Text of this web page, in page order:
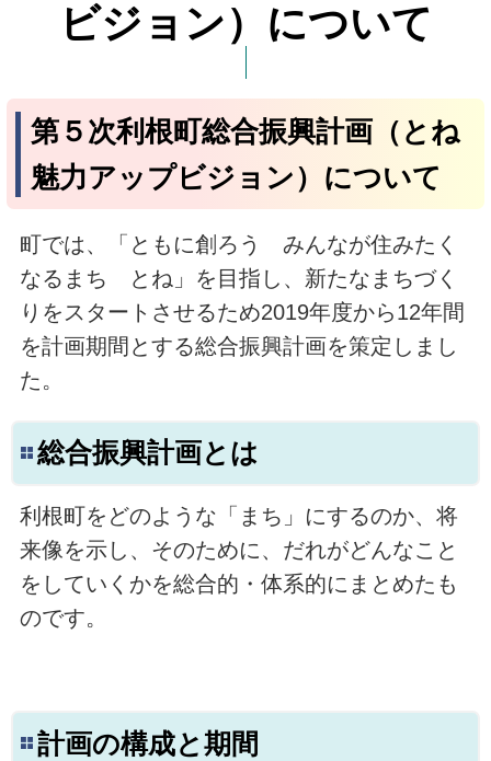
ビジョン）について
第５次利根町総合振興計画（とね
魅力アップビジョン）について
町では、「ともに創ろう みんなが住みたく
なるまち とね」を目指し、新たなまちづく
りをスタートさせるため2019年度から12年間
を計画期間とする総合振興計画を策定しまし
た。
総合振興計画とは
利根町をどのような「まち」にするのか、将
来像を示し、そのために、だれがどんなこと
をしていくかを総合的・体系的にまとめたも
のです。
計画の構成と期間